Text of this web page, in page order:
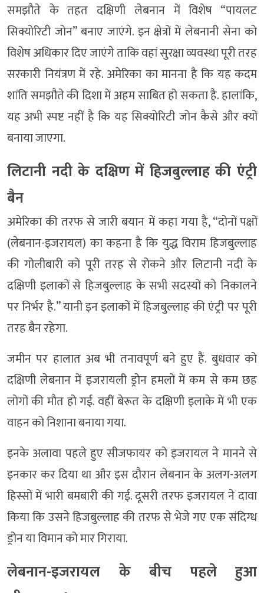
समझौते के तहत दक्षिणी लेबनान में विशेष “पायलट
सिक्योरिटी जोन” बनाए जाएंगे. इन क्षेत्रों में लेबनानी सेना को
विशेष अधिकार दिए जाएंगे ताकि वहां सुरक्षा व्यवस्था पूरी तरह
सरकारी नियंत्रण में रहे. अमेरिका का मानना है कि यह कदम
शांति समझौते की दिशा में अहम साबित हो सकता है. हालांकि,
यह अभी स्पष्ट नहीं है कि यह सिक्योरिटी जोन कैसे और क्यों
बनाया जाएगा.
लिटानी नदी के दक्षिण में हिजबुल्लाह की एंट्री
बैन
अमेरिका की तरफ से जारी बयान में कहा गया है, “दोनों पक्षों
(लेबनान-इजरायल) का कहना है कि युद्ध विराम हिजबुल्लाह
की गोलीबारी को पूरी तरह से रोकने और लिटानी नदी के
दक्षिणी इलाकों से हिजबुल्लाह के सभी सदस्यों को निकालने
पर निर्भर है.” यानी इन इलाकों में हिजबुल्लाह की एंट्री पर पूरी
तरह बैन रहेगा.
जमीन पर हालात अब भी तनावपूर्ण बने हुए हैं. बुधवार को
दक्षिणी लेबनान में इजरायली ड्रोन हमलों में कम से कम छह
लोगों की मौत हो गई. वहीं बेरूत के दक्षिणी इलाके में भी एक
वाहन को निशाना बनाया गया.
इनके अलावा पहले हुए सीजफायर को इजरायल ने मानने से
इनकार कर दिया था और इस दौरान लेबनान के अलग-अलग
हिस्सों में भारी बमबारी की गई. दूसरी तरफ इजरायल ने दावा
किया कि उसने हिजबुल्लाह की तरफ से भेजे गए एक संदिग्ध
ड्रोन या विमान को मार गिराया.
लेबनान-इजरायल के बीच पहले हुआ